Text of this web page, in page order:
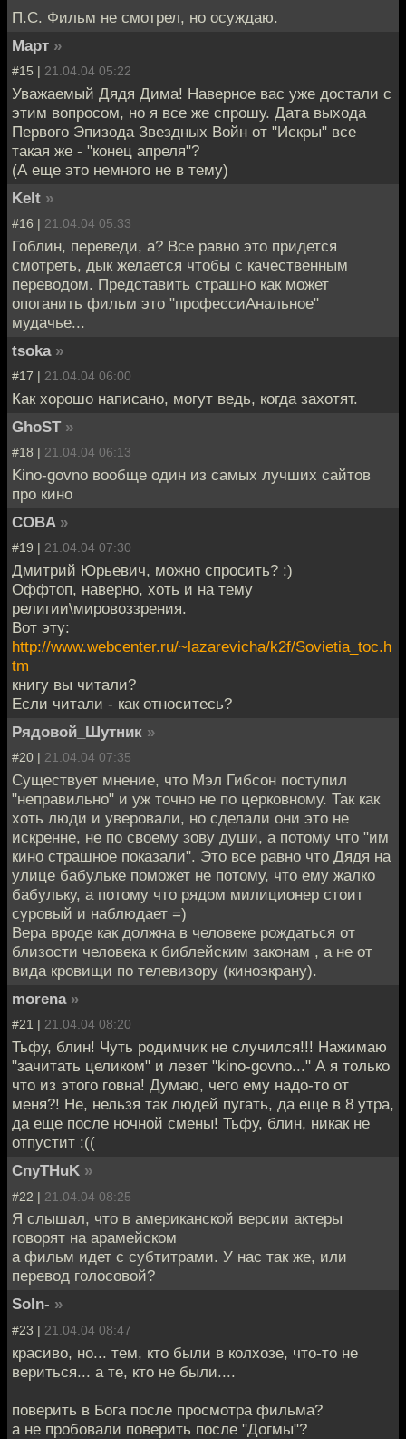
П.С. Фильм не смотрел, но осуждаю.
Март »
#15 | 21.04.04 05:22
Уважаемый Дядя Дима! Наверное вас уже достали с
этим вопросом, но я все же спрошу. Дата выхода
Первого Эпизода Звездных Войн от "Искры" все
такая же - "конец апреля"?
(А еще это немного не в тему)
Kelt »
#16 | 21.04.04 05:33
Гоблин, переведи, а? Все равно это придется
смотреть, дык желается чтобы с качественным
переводом. Представить страшно как может
опоганить фильм это "профессиАнальное"
мудачье...
tsoka »
#17 | 21.04.04 06:00
Как хорошо написано, могут ведь, когда захотят.
GhoST »
#18 | 21.04.04 06:13
Kino-govno вообще один из самых лучших сайтов
про кино
COBA »
#19 | 21.04.04 07:30
Дмитрий Юрьевич, можно спросить? :)
Оффтоп, наверно, хоть и на тему
религии\мировоззрения.
Вот эту:
http://www.webcenter.ru/~lazarevicha/k2f/Sovietia_toc.h
tm
книгу вы читали?
Если читали - как относитесь?
Рядовой_Шутник »
#20 | 21.04.04 07:35
Существует мнение, что Мэл Гибсон поступил
"неправильно" и уж точно не по церковному. Так как
хоть люди и уверовали, но сделали они это не
искренне, не по своему зову души, а потому что "им
кино страшное показали". Это все равно что Дядя на
улице бабульке поможет не потому, что ему жалко
бабульку, а потому что рядом милиционер стоит
суровый и наблюдает =)
Вера вроде как должна в человеке рождаться от
близости человека к библейским законам , а не от
вида кровищи по телевизору (киноэкрану).
morena »
#21 | 21.04.04 08:20
Тьфу, блин! Чуть родимчик не случился!!! Нажимаю
"зачитать целиком" и лезет "kino-govno..." А я только
что из этого говна! Думаю, чего ему надо-то от
меня?! Не, нельзя так людей пугать, да еще в 8 утра,
да еще после ночной смены! Тьфу, блин, никак не
отпустит :((
CnyTHuK »
#22 | 21.04.04 08:25
Я слышал, что в американской версии актеры
говорят на арамейском
а фильм идет с субтитрами. У нас так же, или
перевод голосовой?
Soln- »
#23 | 21.04.04 08:47
красиво, но... тем, кто были в колхозе, что-то не
вериться... а те, кто не были....
поверить в Бога после просмотра фильма?
а не пробовали поверить после "Догмы"?